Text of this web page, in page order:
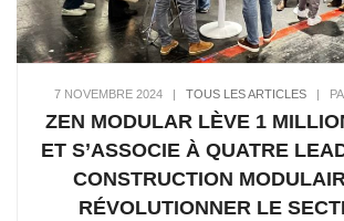
7 NOVEMBRE 2024| TOUS LES ARTICLES|
ZEN MODULAR LÈVE 1
ET S’ASSOCIE À QUATRE
CONSTRUCTION
RÉVOLUTIONNER LE